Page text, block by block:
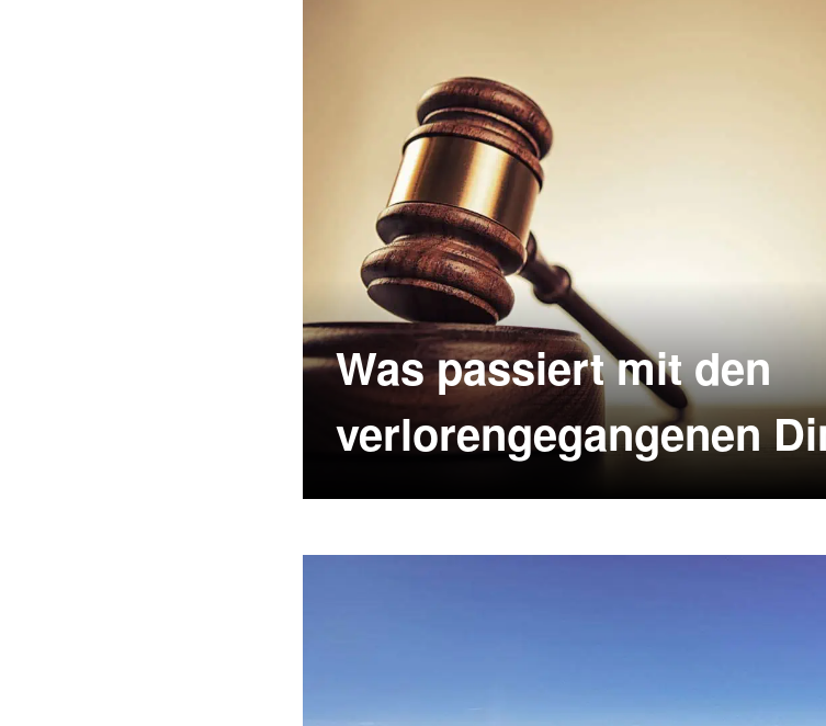
Was passiert mit den
verlorengegangenen
Fluggesellschaft, mit der du geflogen bist.rnrnNach 6
nicht abgeholten Dinge an eine
Schalter.rnrnGefundene Gegenstände landen im